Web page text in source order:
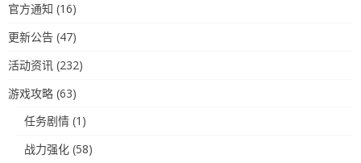
官方通知 (16)
更新公告 (47)
活动资讯 (232)
游戏攻略 (63)
任务剧情 (1)
战力强化 (58)